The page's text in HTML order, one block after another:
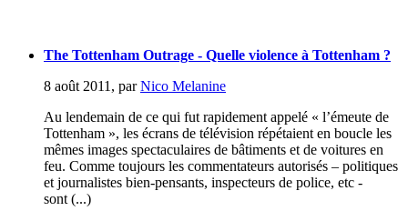
The Tottenham Outrage - Quelle violence à Tottenham ?
8 août 2011, parNico Melanine
Au lendemain de ce qui fut rapidement appelé « l’émeute de
Tottenham », les écrans de télévision répétaient en boucle les
mêmes images spectaculaires de bâtiments et de voitures en
feu. Comme toujours les commentateurs autorisés – politiques
et journalistes bien-pensants, inspecteurs de police, etc -
sont (...)